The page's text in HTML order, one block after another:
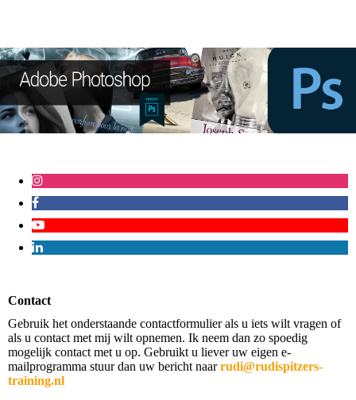
Contact
Gebruik het onderstaande contactformulier als u iets wilt vragen of
als u contact met mij wilt opnemen. Ik neem dan zo spoedig
mogelijk contact met u op. Gebruikt u liever uw eigen e-
mailprogramma stuur dan uw bericht naarrudi@rudispitzers-
training.nl